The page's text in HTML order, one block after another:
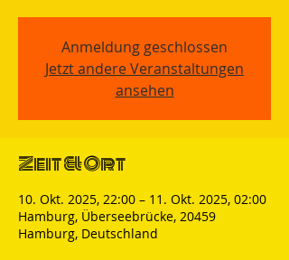
Anmeldung geschlossen
Jetzt andere Veranstaltungen
ansehen
Zeit & Ort
10. Okt. 2025, 22:00 – 11. Okt. 2025, 02:00
Hamburg, Überseebrücke, 20459
Hamburg, Deutschland